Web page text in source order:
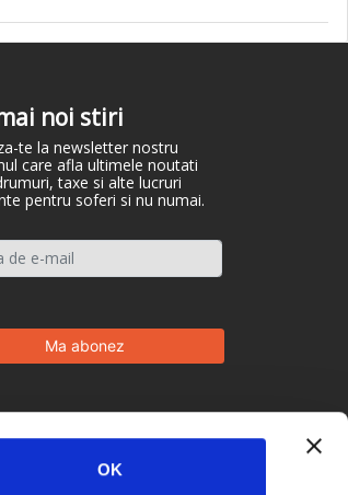
OK
noi stiri
te la newsletter nostru
care afla ultimele noutati
taxe si alte lucruri
pentru soferi si nu numai.